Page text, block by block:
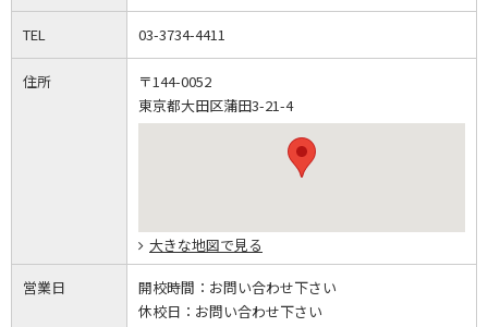
TEL 03-3734-4411
住所
〒144-0052
東京都大田区蒲田3-21-4
大きな地図で見る
営業日 開校時間： お問い合わせ下さい
休校日： お問い合わせ下さい